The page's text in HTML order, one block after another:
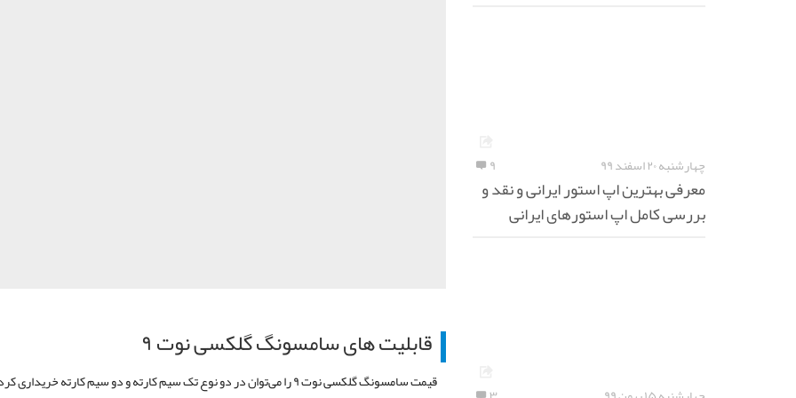
قابلیت های سامسونگ گلکسی نوت ۹
قیمت سامسونگ گلکسی نوت ۹ را می‌توان در دو نوع تک سیم کارته و دو سیم کارته خریداری
چهارشنبه ۲۰ اسفند ۹۹ ۹
معرفی بهترین اپ استور ایرانی و نقد و
بررسی کامل اپ استورهای ایرانی